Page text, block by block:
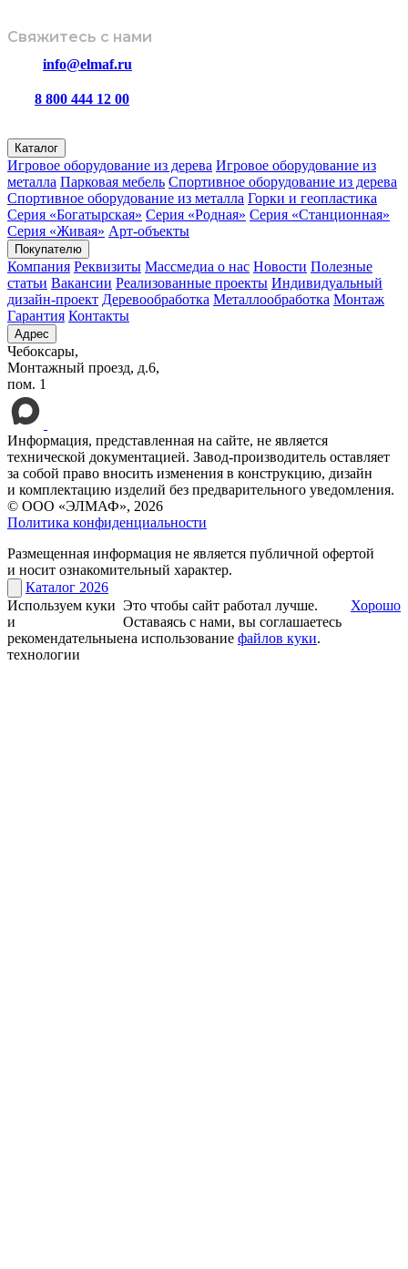
Свяжитесь с нами
info@elmaf.ru
8 800 444 12 00
Каталог
Игровое оборудование из дерева Игровое оборудование из
металла Парковая мебель Спортивное оборудование из дерева
Спортивное оборудование из металла Горки и геопластика
Серия «Богатырская» Серия «Родная» Серия «Станционная»
Серия «Живая» Арт-объекты
Покупателю
Компания Реквизиты Массмедиа о нас Новости Полезные
статьи Вакансии Реализованные проекты Индивидуальный
дизайн-проект Деревообработка Металлообработка Монтаж
Гарантия Контакты
Адрес
Чебоксары,
Монтажный проезд, д.6,
пом. 1
Информация, представленная на сайте, не является
технической документацией. Завод-производитель оставляет
за собой право вносить изменения в конструкцию, дизайн
и комплектацию изделий без предварительного уведомления.
© ООО «ЭЛМАФ», 2026
Политика конфиденциальности
Размещенная информация не является публичной офертой
и носит ознакомительный характер.
Каталог 2026
Используем куки
и
рекомендательные
технологии
Это чтобы сайт работал лучше.
Оставаясь с нами, вы соглашаетесь
на использование файлов куки.
Хорошо